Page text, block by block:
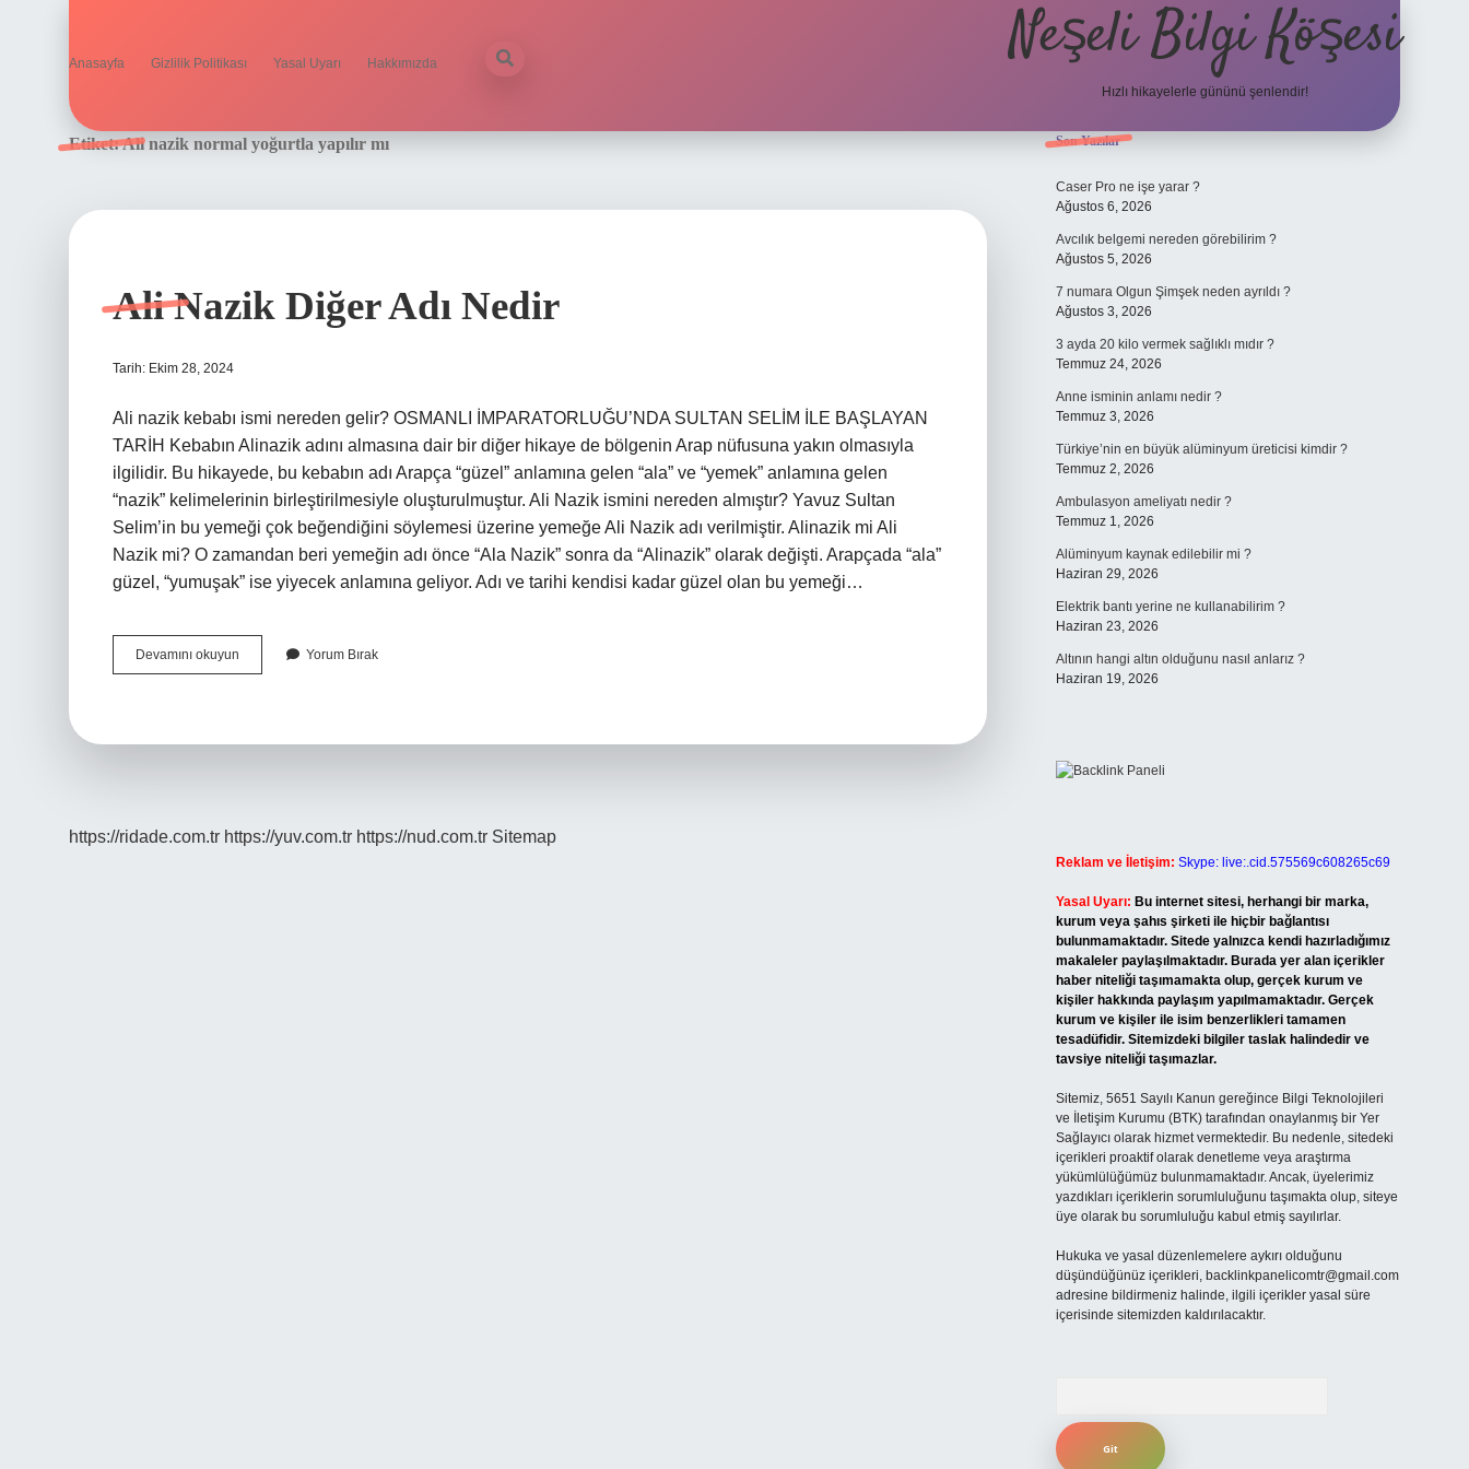
Anasayfa Gizlilik Politikası Yasal Uyarı Hakkımızda Neşeli Bilgi Köşesi
Hızlı hikayelerle gününü şenlendir!
Etiket:Ali nazik normal yoğurtla yapılır mı
Ali Nazik Diğer Adı Nedir
Tarih: Ekim 28, 2024
Ali nazik kebabı ismi nereden gelir? OSMANLI İMPARATORLUĞU’NDA SULTAN SELİM İLE BAŞLAYAN
TARİH Kebabın Alinazik adını almasına dair bir diğer hikaye de bölgenin Arap nüfusuna yakın olmasıyla
ilgilidir. Bu hikayede, bu kebabın adı Arapça “güzel” anlamına gelen “ala” ve “yemek” anlamına gelen
“nazik” kelimelerinin birleştirilmesiyle oluşturulmuştur. Ali Nazik ismini nereden almıştır? Yavuz Sultan
Selim’in bu yemeği çok beğendiğini söylemesi üzerine yemeğe Ali Nazik adı verilmiştir. Alinazik mi Ali
Nazik mi? O zamandan beri yemeğin adı önce “Ala Nazik” sonra da “Alinazik” olarak değişti. Arapçada “ala”
güzel, “yumuşak” ise yiyecek anlamına geliyor. Adı ve tarihi kendisi kadar güzel olan bu yemeği…
Devamını okuyun
Nazik
Yorum Bırak
https://ridade.com.tr https://yuv.com.tr https://nud.com.tr Sitemap
Sidebar
Son Yazılar
Caser Pro ne işe yarar ?
Ağustos 6, 2026
Avcılık belgemi nereden görebilirim ?
Ağustos 5, 2026
7 numara Olgun Şimşek neden ayrıldı ?
Ağustos 3, 2026
3 ayda 20 kilo vermek sağlıklı mıdır ?
Temmuz 24, 2026
Anne isminin anlamı nedir ?
Temmuz 3, 2026
Türkiye’nin en büyük alüminyum üreticisi kimdir ?
Temmuz 2, 2026
Ambulasyon ameliyatı nedir ?
Temmuz 1, 2026
Alüminyum kaynak edilebilir mi ?
Haziran 29, 2026
Elektrik bantı yerine ne kullanabilirim ?
Haziran 23, 2026
Altının hangi altın olduğunu nasıl anlarız ?
Haziran 19, 2026
Reklam ve İletişim: Skype: live:.cid.575569c608265c69
Yasal Uyarı: Bu internet sitesi, herhangi bir marka,
kurum veya şahıs şirketi ile hiçbir bağlantısı
bulunmamaktadır. Sitede yalnızca kendi hazırladığımız
makaleler paylaşılmaktadır. Burada yer alan içerikler
haber niteliği taşımamakta olup, gerçek kurum ve
kişiler hakkında paylaşım yapılmamaktadır. Gerçek
kurum ve kişiler ile isim benzerlikleri tamamen
tesadüfidir. Sitemizdeki bilgiler taslak halindedir ve
tavsiye niteliği taşımazlar.
Sitemiz, 5651 Sayılı Kanun gereğince Bilgi Teknolojileri
ve İletişim Kurumu (BTK) tarafından onaylanmış bir Yer
Sağlayıcı olarak hizmet vermektedir. Bu nedenle, sitedeki
içerikleri proaktif olarak denetleme veya araştırma
yükümlülüğümüz bulunmamaktadır. Ancak, üyelerimiz
yazdıkları içeriklerin sorumluluğunu taşımakta olup, siteye
üye olarak bu sorumluluğu kabul etmiş sayılırlar.
Hukuka ve yasal düzenlemelere aykırı olduğunu
düşündüğünüz içerikleri, backlinkpanelicomtr@gmail.com
adresine bildirmeniz halinde, ilgili içerikler yasal süre
içerisinde sitemizden kaldırılacaktır.